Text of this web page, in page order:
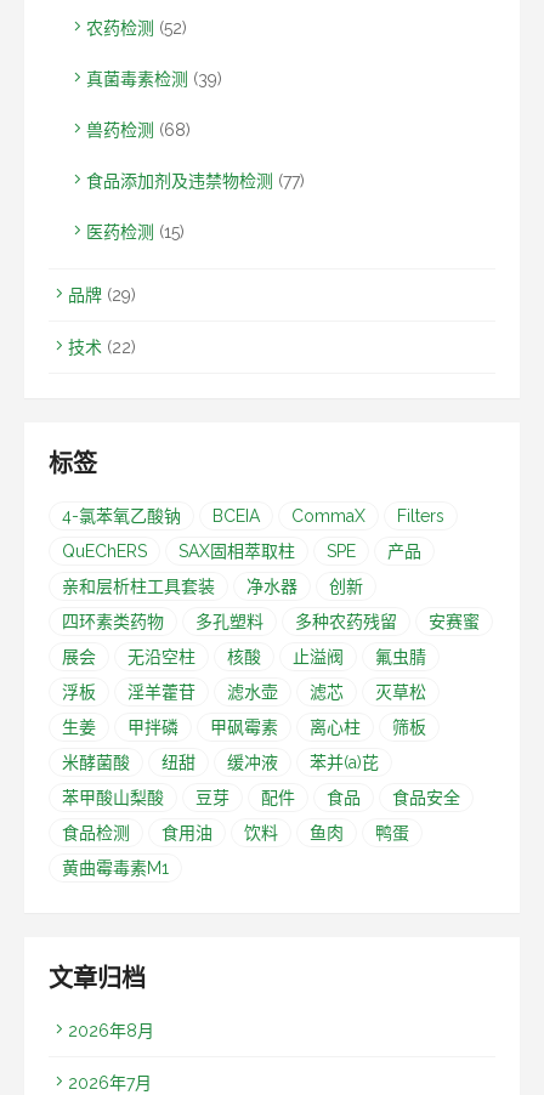
农药检测 (52)
真菌毒素检测 (39)
兽药检测 (68)
食品添加剂及违禁物检测 (77)
医药检测 (15)
品牌 (29)
技术 (22)
标签
4-氯苯氧乙酸钠 BCEIA CommaX
Filters
QuEChERS
SAX固相萃取柱 SPE
产品
亲和层析柱工具套装
净水器
创新
四环素类药物
多孔塑料 多种农药残留
安赛蜜
展会
无沿空柱 核酸 止溢阀
氟虫腈
浮板
淫羊藿苷 滤水壶 滤芯
灭草松
生姜
甲拌磷 甲砜霉素 离心柱
筛板
米酵菌酸
纽甜 缓冲液
苯并(a)芘
苯甲酸山梨酸
豆芽 配件 食品
食品安全
食品检测
食用油 饮料 鱼肉
鸭蛋
黄曲霉毒素M1
文章归档
2026年8月
2026年7月